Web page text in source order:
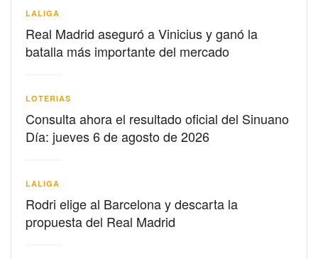
LALIGA
Real Madrid aseguró a Vinicius y ganó la
batalla más importante del mercado
LOTERIAS
Consulta ahora el resultado oficial del Sinuano
Día: jueves 6 de agosto de 2026
LALIGA
Rodri elige al Barcelona y descarta la
propuesta del Real Madrid